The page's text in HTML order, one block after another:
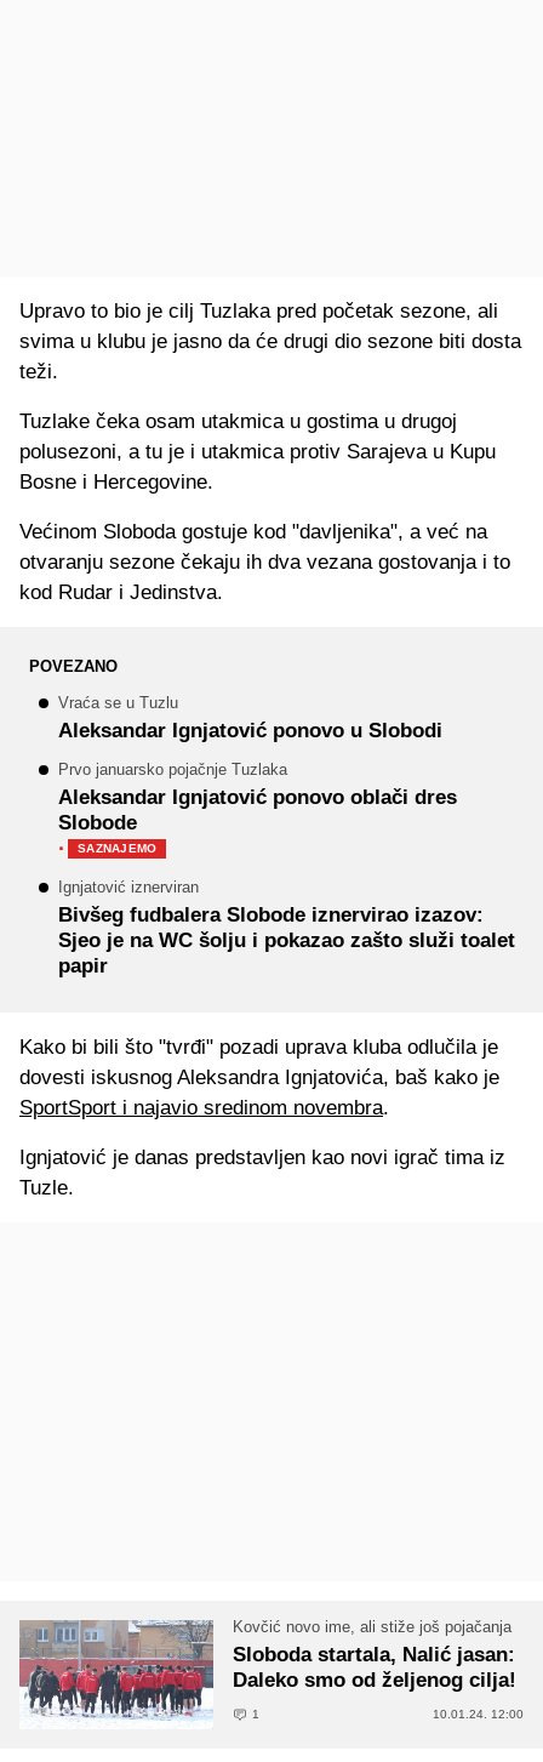
Upravo to bio je cilj Tuzlaka pred početak sezone, ali
svima u klubu je jasno da će drugi dio sezone biti dosta
teži.
Tuzlake čeka osam utakmica u gostima u drugoj
polusezoni, a tu je i utakmica protiv Sarajeva u Kupu
Bosne i Hercegovine.
Većinom Sloboda gostuje kod "davljenika", a već na
otvaranju sezone čekaju ih dva vezana gostovanja i to
kod Rudar i Jedinstva.
POVEZANO
Vraća se u Tuzlu
Aleksandar Ignjatović ponovo u Slobodi
Prvo januarsko pojačnje Tuzlaka
Aleksandar Ignjatović ponovo oblači dres
Slobode
· SAZNAJEMO
Ignjatović iznerviran
Bivšeg fudbalera Slobode iznervirao izazov:
Sjeo je na WC šolju i pokazao zašto služi toalet
papir
Kako bi bili što "tvrđi" pozadi uprava kluba odlučila je
dovesti iskusnog Aleksandra Ignjatovića, baš kako je
SportSport i najavio sredinom novembra.
Ignjatović je danas predstavljen kao novi igrač tima iz
Tuzle.
Kovčić novo ime, ali stiže još pojačanja
Sloboda startala, Nalić jasan:
Daleko smo od željenog cilja!
1 10.01.24. 12:00